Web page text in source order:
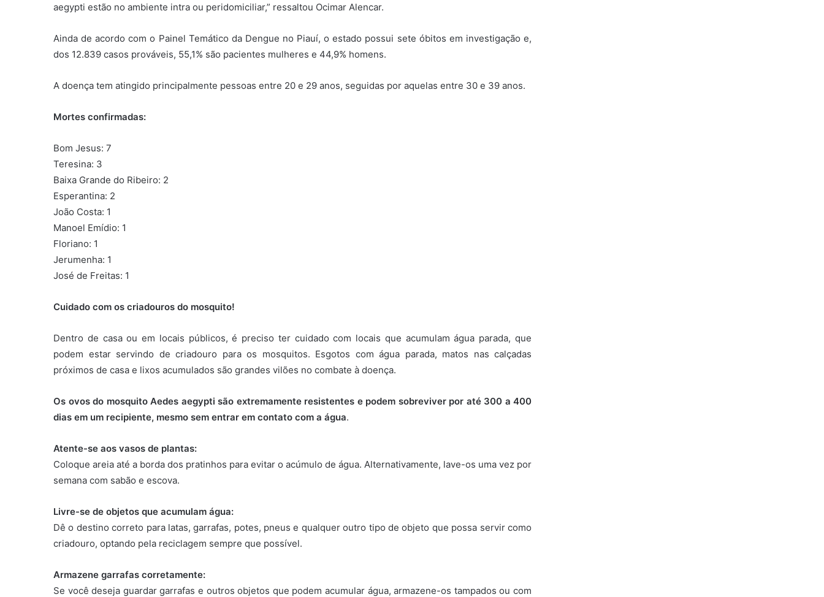
aegypti estão no ambiente intra ou peridomiciliar,” ressaltou Ocimar Alencar.
Ainda de acordo com o Painel Temático da Dengue no Piauí, o estado possui sete óbitos em investigação e,
dos 12.839 casos prováveis, 55,1% são pacientes mulheres e 44,9% homens.
A doença tem atingido principalmente pessoas entre 20 e 29 anos, seguidas por aquelas entre 30 e 39 anos.
Mortes confirmadas:
Bom Jesus: 7
Teresina: 3
Baixa Grande do Ribeiro: 2
Esperantina: 2
João Costa: 1
Manoel Emídio: 1
Floriano: 1
Jerumenha: 1
José de Freitas: 1
Cuidado com os criadouros do mosquito!
Dentro de casa ou em locais públicos, é preciso ter cuidado com locais que acumulam água parada, que
podem estar servindo de criadouro para os mosquitos. Esgotos com água parada, matos nas calçadas
próximos de casa e lixos acumulados são grandes vilões no combate à doença.
Os ovos do mosquito Aedes aegypti são extremamente resistentes e podem sobreviver por até 300 a 400
dias em um recipiente, mesmo sem entrar em contato com a água.
Atente-se aos vasos de plantas:
Coloque areia até a borda dos pratinhos para evitar o acúmulo de água. Alternativamente, lave-os uma vez por
semana com sabão e escova.
Livre-se de objetos que acumulam água:
Dê o destino correto para latas, garrafas, potes, pneus e qualquer outro tipo de objeto que possa servir como
criadouro, optando pela reciclagem sempre que possível.
Armazene garrafas corretamente:
Se você deseja guardar garrafas e outros objetos que podem acumular água, armazene-os tampados ou com